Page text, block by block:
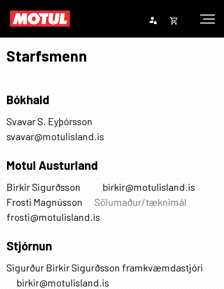
Endurheimta lykilorð
Opna
Karfan þín
Karfan er tóm.
Starfsmenn
Bókhald
Nafn
Svavar S. Eyþórsson
svavar@motulisland.is
Motul Austurland
Nafn
Birkir Sigurðsson Starfsheiti
Netfang
birkir@motulisland.is
Nafn
Frosti Magnússon Starfsheiti
Sölumaður/tæknimál
frosti@motulisland.is
Stjórnun
Nafn
Sigurður Birkir Sigurðsson framkvæmdastjóri
Starfsheiti
Netfang
birkir@motulisland.is